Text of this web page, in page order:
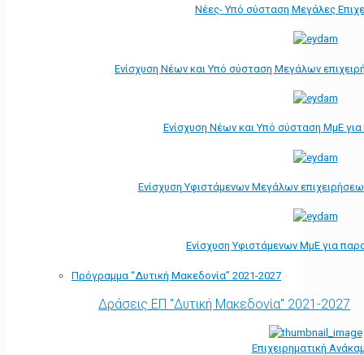
Νέες- Υπό σύσταση Μεγάλες
Ενίσχυση Νέων και Υπό σύσταση Μεγάλων
Ενίσχυση Νέων και Υπό σύσταση ΜμΕ
Ενίσχυση Υφιστάμενων Μεγάλων
Ενίσχυση Υφιστάμενων ΜμΕ για
Πρόγραμμα “Δυτική Μακεδονία” 2021-2027
Δράσεις ΕΠ "Δυτική Μακεδονία" 2021-2027
Επιχειρηματική